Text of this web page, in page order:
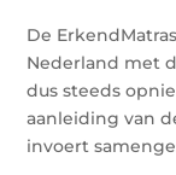
De
Nederland met
dus steeds
aanleiding van
invoert